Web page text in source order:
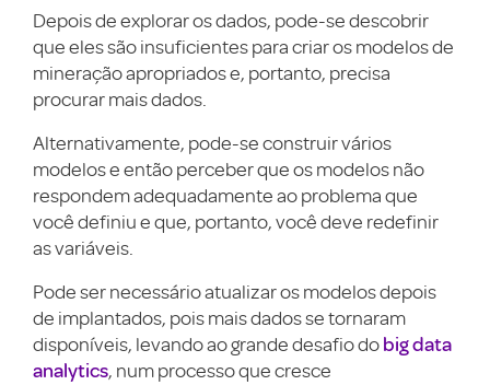
Depois de explorar os dados, pode-se descobrir
que eles são insuficientes para criar os modelos de
mineração apropriados e, portanto, precisa
procurar mais dados.
Alternativamente, pode-se construir vários
modelos e então perceber que os modelos não
respondem adequadamente ao problema que
você definiu e que, portanto, você deve redefinir
as variáveis.
Pode ser necessário atualizar os modelos depois
de implantados, pois mais dados se tornaram
disponíveis, levando ao grande desafio do big data
analytics, num processo que cresce